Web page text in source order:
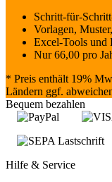
Schritt-für-
Vorlagen,
Excel-Tools und
Nur66,00 pro
* Preis enthält 19%
Ländern ggf.
Bequem bezahlen
Hilfe & Service